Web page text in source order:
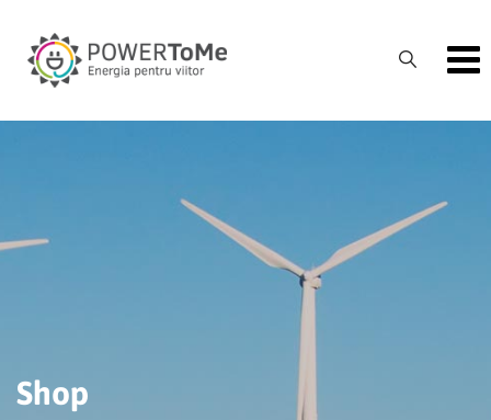
content
Shop